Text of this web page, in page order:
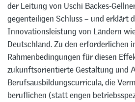
der Leitung von Uschi Backes-
gegenteiligen Schluss – und erklärt
Innovationsleistung von Ländern
Deutschland. Zu den erforderlichen
Rahmenbedingungen für diesen
zukunftsorientierte Gestaltung und
Berufsausbildungscurricula, die
beruflichen (statt engen